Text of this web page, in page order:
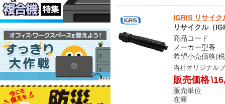
IGRIS リサイ
リサイクル（
商品コード
メーカー型
希望小売価格(
当社オリジナル
販売価格
販売単
在庫